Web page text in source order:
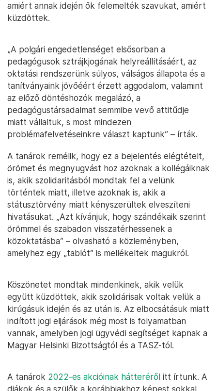
amiért annak idején ők felemelték szavukat, amiért
küzdöttek.
„A polgári engedetlenséget elsősorban a
pedagógusok sztrájkjogának helyreállításáért, az
oktatási rendszerünk súlyos, válságos állapota és a
tanítványaink jövőéért érzett aggodalom, valamint
az előző döntéshozók megalázó, a
pedagógustársadalmat semmibe vevő attitűdje
miatt vállaltuk, s most mindezen
problémafelvetéseinkre választ kaptunk” – írták.
A tanárok remélik, hogy ez a bejelentés elégtételt,
örömet és megnyugvást hoz azoknak a kollégáiknak
is, akik szolidaritásból mondtak fel a velünk
történtek miatt, illetve azoknak is, akik a
státusztörvény miatt kényszerültek elveszíteni
hivatásukat. „Azt kívánjuk, hogy szándékaik szerint
örömmel és szabadon visszatérhessenek a
közoktatásba” – olvasható a közleményben,
amelyhez egy „tablót” is mellékeltek magukról.
Köszönetet mondtak mindenkinek, akik velük
együtt küzdöttek, akik szolidárisak voltak velük a
kirúgásuk idején és az után is. Az elbocsátásuk miatt
indított jogi eljárások még most is folyamatban
vannak, amelyben jogi ügyvédi segítséget kapnak a
Magyar Helsinki Bizottságtól és a TASZ-tól.
A tanárok 2022-es akcióinak hátteréről itt írtunk. A
diákok és a szülők a korábbiakhoz képest sokkal